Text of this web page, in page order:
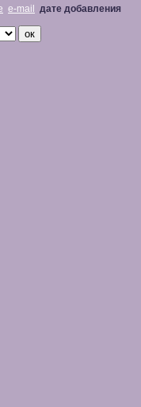
e-mail дате добавления